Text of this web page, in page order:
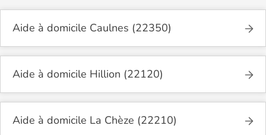
Aide à domicile Caulnes (22350)
Aide à domicile Hillion (22120)
Aide à domicile La Chèze (22210)